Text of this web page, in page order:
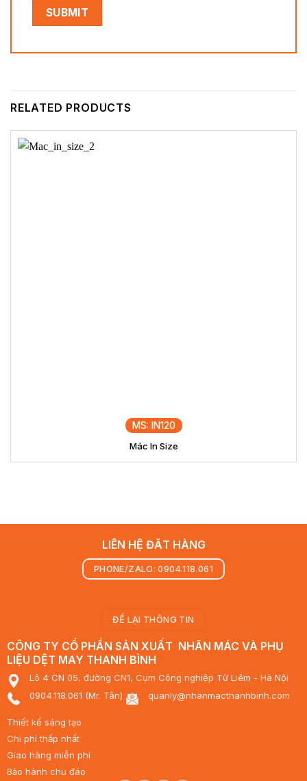
RELATED PRODUCTS
MS: IN120
Mác In Size
CÔNG TY CỔ PHẦN SẢN XUẤT NHÃN MÁC VÀ PHỤ
LIỆU DỆT MAY THANH BÌNH
Lô 4 CN 05, đường CN1, Cụm Công nghiệp Từ Liêm - Hà Nội
0904.118.061 (Mr. Tân)
quanly@nhanmacthanhbinh.com
Thiết kế sáng tạo
Chi phí thấp nhất
Giao hàng miễn phí
Bảo hành chu đáo
LIÊN HỆ ĐĂT HÀNG
PHONE/ZALO: 0904.118.061
ĐỂ LẠI THÔNG TIN